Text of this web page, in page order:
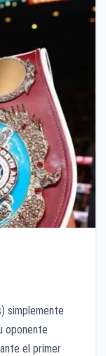
simplemente
oponente
el primer